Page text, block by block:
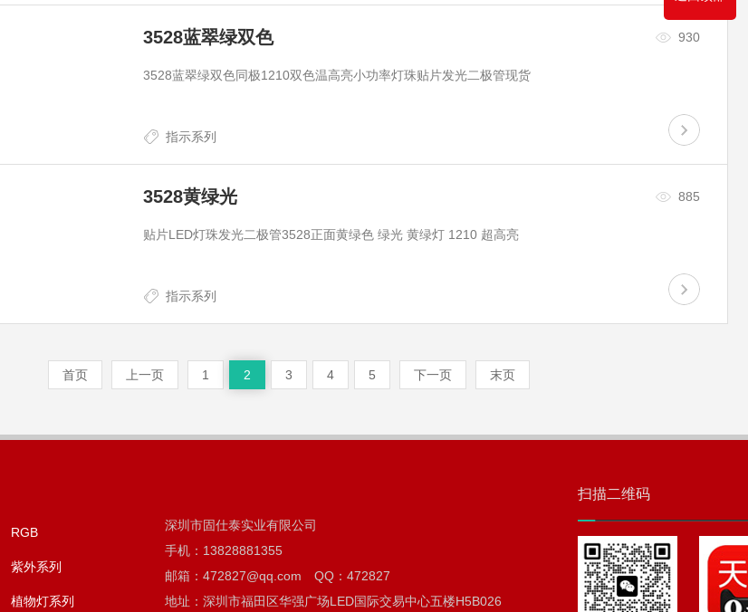
3528蓝翠绿双色 930
3528蓝翠绿双色同极1210双色温高亮小功率灯珠贴片发光二极管现货
指示系列
3528黄绿光 885
贴片LED灯珠发光二极管3528正面黄绿色 绿光 黄绿灯 1210 超高亮
指示系列
首页 上一页 1 2 3 4 5 下一页 末页
RGB
紫外系列
植物灯系列
深圳市固仕泰实业有限公司
手机：13828881355
邮箱：472827@qq.com QQ：472827
地址：深圳市福田区华强广场LED国际交易中心五楼H5B026
扫描二维码